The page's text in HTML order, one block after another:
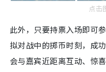
点击
此外，只要持票入场即可
拟对战中的掷币时刻，成
会与嘉宾近距离互动、惊喜